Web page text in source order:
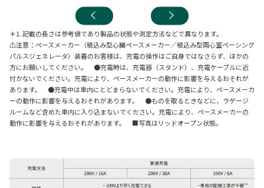
＊1. 記載の長さは参考値であり製品の状態や測定方法などで異なります。
⚠注意：ペースメーカー（植込み型心臓ペースメーカー／植込み型両心室ペーシング
パルスジェネレータ）装着のお客様は、充電の操作はご自身ではなさらず、ほかの
方にお願いしてください。 ●充電時は、充電器（スタンド）、充電ケーブルに近
付かないでください。充電により、ペースメーカーの動作に影響を与えるおそれが
あります。 ●充電中は車内にとどまらないでください。充電により、ペースメーカ
ーの動作に影響を与えるおそれがあります。 ●ものを取るときなどに、ラゲージ
ルームなど含めた車内に入り込まないでください。充電により、ペースメーカーの
動作に影響を与えるおそれがあります。 ■写真はリッドオープン状態。